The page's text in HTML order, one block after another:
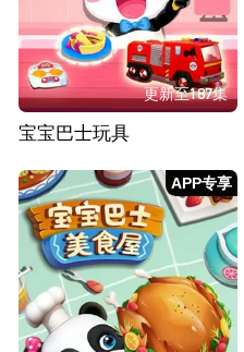
更新至187集
宝宝巴士玩具
APP专享